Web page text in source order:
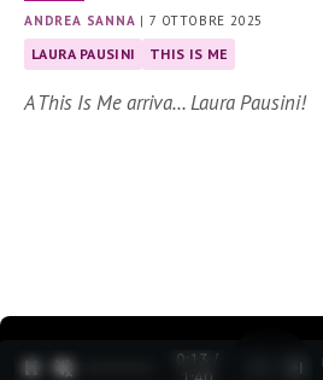
ANDREA SANNA |7 OTTOBRE 2025
LAURA PAUSINI THIS IS ME
A This Is Me arriva… Laura Pausini!
0:15 /